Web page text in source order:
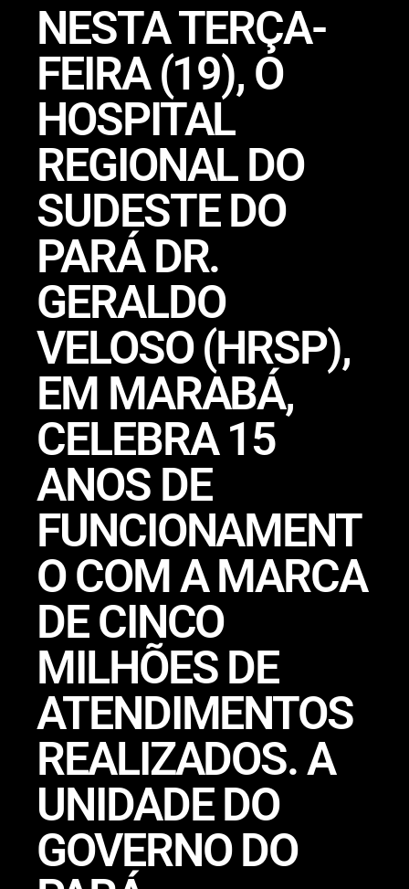
NESTA TERÇA-
FEIRA (19), O
HOSPITAL
REGIONAL DO
SUDESTE DO
PARÁ DR.
GERALDO
VELOSO (HRSP),
EM MARABÁ,
CELEBRA 15
ANOS DE
FUNCIONAMENT
O COM A MARCA
DE CINCO
MILHÕES DE
ATENDIMENTOS
REALIZADOS. A
UNIDADE DO
GOVERNO DO